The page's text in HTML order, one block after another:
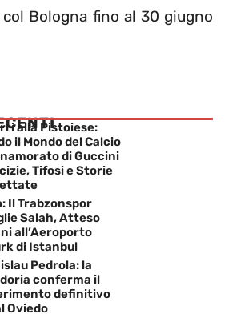
Bologna fino al 30 giugno
alla Pistoiese:
il Mondo del Calcio
di Guccini
Tifosi e Storie
Il Trabzonspor
Salah, Atteso
all’Aeroporto
di Istanbul
Pedrola: la
conferma il
definitivo
Oviedo